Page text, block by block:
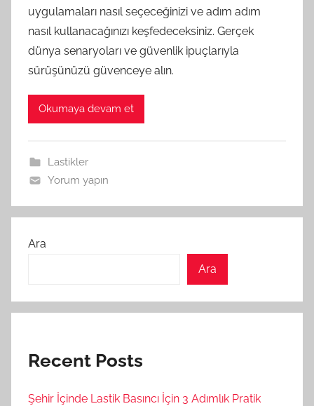
uygulamaları nasıl seçeceğinizi ve adım adım
nasıl kullanacağınızı keşfedeceksiniz. Gerçek
dünya senaryoları ve güvenlik ipuçlarıyla
sürüşünüzü güvenceye alın.
Okumaya devam et
Lastikler
Yorum yapın
Ara
Ara
Recent Posts
Şehir İçinde Lastik Basıncı İçin 3 Adımlık Pratik